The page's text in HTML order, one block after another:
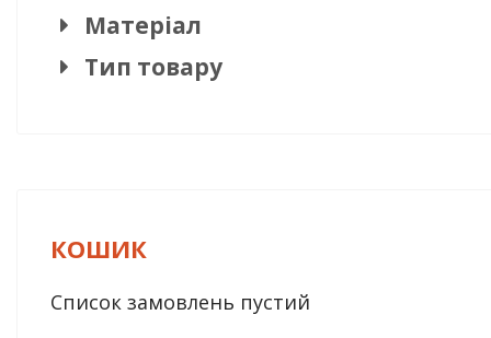
Матеріал
Тип товару
КОШИК
Список замовлень пустий